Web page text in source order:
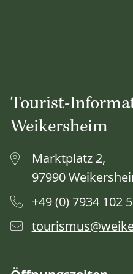
Tourist-
Weikersheim
Marktplatz 2,
97990
+49 (0) 7934 102